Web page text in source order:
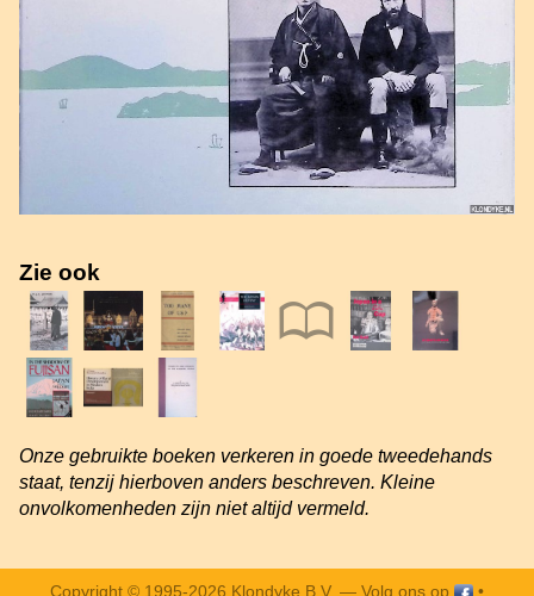
Zie ook
Onze gebruikte boeken verkeren in goede tweedehands
staat, tenzij hierboven anders beschreven. Kleine
onvolkomenheden zijn niet altijd vermeld.
Copyright © 1995-2026 Klondyke B.V. — Volg ons op •